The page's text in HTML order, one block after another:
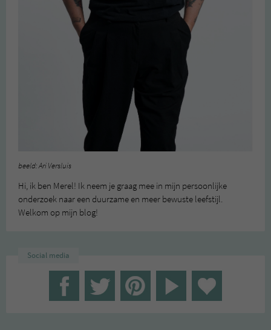
beeld: Ari Versluis
Hi, ik ben Merel! Ik neem je graag mee in mijn persoonlijke
onderzoek naar een duurzame en meer bewuste leefstijl.
Welkom op mijn blog!
Social media